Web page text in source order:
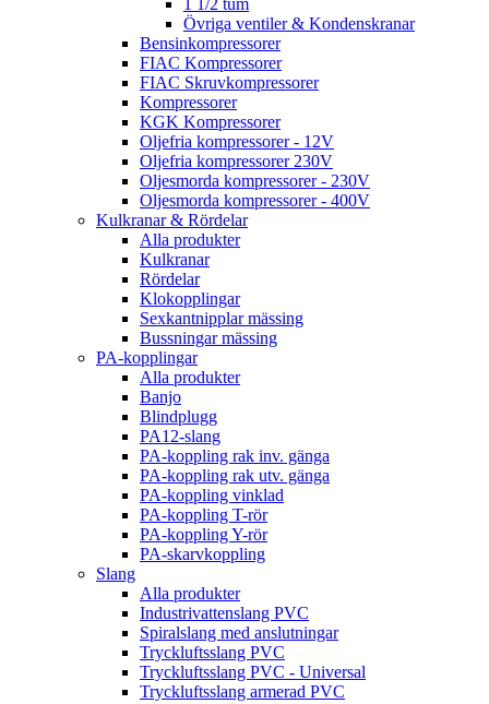
1 1/2 tum
Övriga ventiler & Kondenskranar
Bensinkompressorer
FIAC Kompressorer
FIAC Skruvkompressorer
Kompressorer
KGK Kompressorer
Oljefria kompressorer - 12V
Oljefria kompressorer 230V
Oljesmorda kompressorer - 230V
Oljesmorda kompressorer - 400V
Kulkranar & Rördelar
Alla produkter
Kulkranar
Rördelar
Klokopplingar
Sexkantnipplar mässing
Bussningar mässing
PA-kopplingar
Alla produkter
Banjo
Blindplugg
PA12-slang
PA-koppling rak inv. gänga
PA-koppling rak utv. gänga
PA-koppling vinklad
PA-koppling T-rör
PA-koppling Y-rör
PA-skarvkoppling
Slang
Alla produkter
Industrivattenslang PVC
Spiralslang med anslutningar
Tryckluftsslang PVC
Tryckluftsslang PVC - Universal
Tryckluftsslang armerad PVC